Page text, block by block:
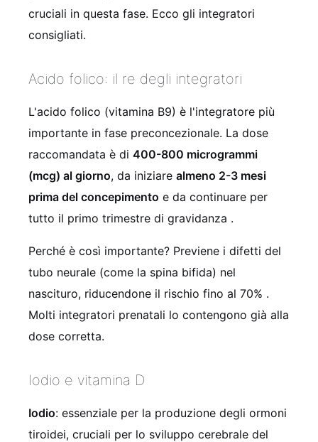
cruciali in questa fase. Ecco gli integratori
consigliati.
Acido folico: il re degli integratori
L'acido folico (vitamina B9) è l'integratore più
importante in fase preconcezionale. La dose
raccomandata è di 400-800 microgrammi
(mcg) al giorno, da iniziare almeno 2-3 mesi
prima del concepimento e da continuare per
tutto il primo trimestre di gravidanza .
Perché è così importante? Previene i difetti del
tubo neurale (come la spina bifida) nel
nascituro, riducendone il rischio fino al 70% .
Molti integratori prenatali lo contengono già alla
dose corretta.
Iodio e vitamina D
Iodio: essenziale per la produzione degli ormoni
tiroidei, cruciali per lo sviluppo cerebrale del